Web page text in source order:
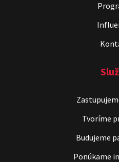
Tvoríme
Budujeme
Ponúkame